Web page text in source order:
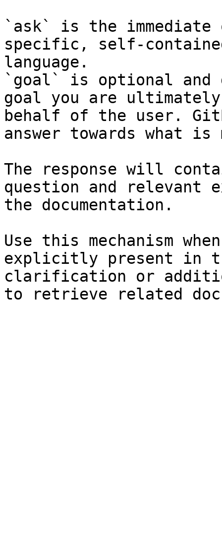
`ask` is the
specific, self-
language.
`goal` is optional and
goal you are
behalf of the user.
answer towards what
The response will
question and relevant
the documentation.
Use this mechanism
explicitly present in
clarification or